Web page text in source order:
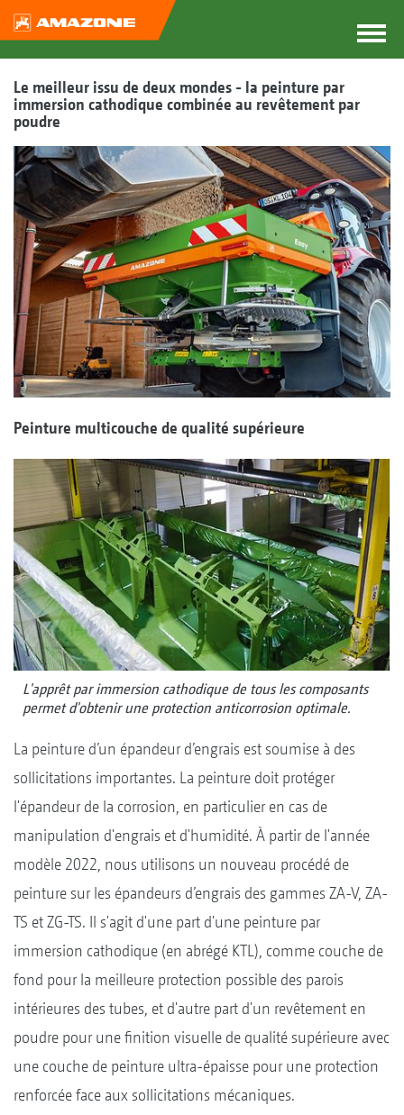
Le meilleur issu de deux mondes - la peinture par
immersion cathodique combinée au revêtement par
poudre
Peinture multicouche de qualité supérieure
L'apprêt par immersion cathodique de tous les composants
permet d'obtenir une protection anticorrosion optimale.
La peinture d’un épandeur d’engrais est soumise à des
sollicitations importantes. La peinture doit protéger
l'épandeur de la corrosion, en particulier en cas de
manipulation d'engrais et d'humidité. À partir de l'année
modèle 2022, nous utilisons un nouveau procédé de
peinture sur les épandeurs d’engrais des gammes ZA-V, ZA-
TS et ZG-TS. Il s'agit d'une part d'une peinture par
immersion cathodique (en abrégé KTL), comme couche de
fond pour la meilleure protection possible des parois
intérieures des tubes, et d'autre part d'un revêtement en
poudre pour une finition visuelle de qualité supérieure avec
une couche de peinture ultra-épaisse pour une protection
renforcée face aux sollicitations mécaniques.